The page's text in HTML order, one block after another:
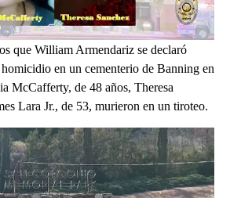
que William Armendariz se declaró
en un cementerio de Banning en
McCafferty, de 48 años, Theresa
Lara Jr., de 53, murieron en un tiroteo.